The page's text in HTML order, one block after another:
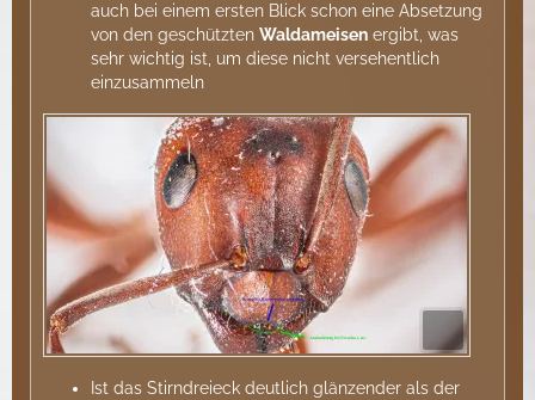
auch bei einem ersten Blick schon eine Absetzung
von den geschützten Waldameisen ergibt, was
sehr wichtig ist, um diese nicht versehentlich
einzusammeln
Ist das Stirndreieck deutlich glänzender als der